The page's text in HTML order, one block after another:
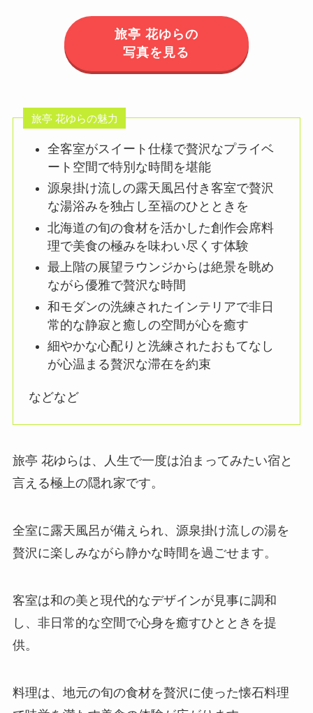
旅亭 花ゆらの
写真を見る
旅亭 花ゆらの魅力
全客室がスイート仕様で贅沢なプライベ
ート空間で特別な時間を堪能
源泉掛け流しの露天風呂付き客室で贅沢
な湯浴みを独占し至福のひとときを
北海道の旬の食材を活かした創作会席料
理で美食の極みを味わい尽くす体験
最上階の展望ラウンジからは絶景を眺め
ながら優雅で贅沢な時間
和モダンの洗練されたインテリアで非日
常的な静寂と癒しの空間が心を癒す
細やかな心配りと洗練されたおもてなし
が心温まる贅沢な滞在を約束
などなど
旅亭 花ゆらは、人生で一度は泊まってみたい宿と
言える極上の隠れ家です。
全室に露天風呂が備えられ、源泉掛け流しの湯を
贅沢に楽しみながら静かな時間を過ごせます。
客室は和の美と現代的なデザインが見事に調和
し、非日常的な空間で心身を癒すひとときを提
供。
料理は、地元の旬の食材を贅沢に使った懐石料理